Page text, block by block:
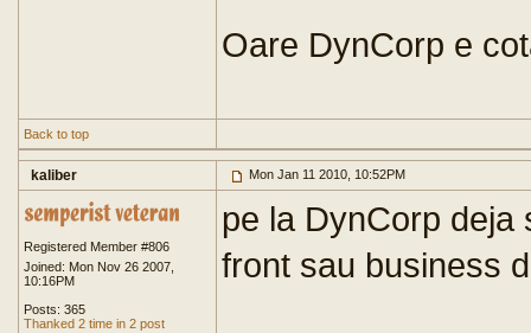
Oare DynCorp e
Back to top
kaliber Mon Jan 11 2010, 10:52PM
Registered Member #806
Joined: Mon Nov 26 2007,
10:16PM
Posts: 365
Thanked 2 time in 2 post
pe la DynCorp deja
front sau business